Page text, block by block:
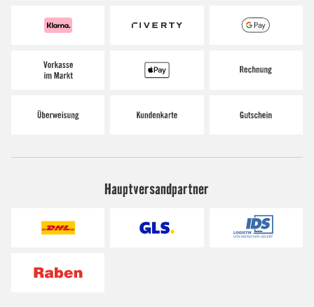
Hauptversandpartner